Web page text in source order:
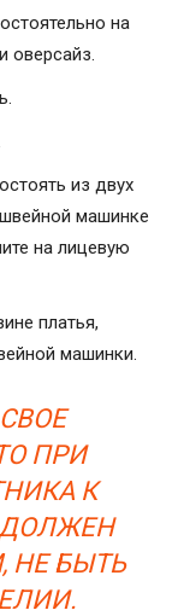
на
оверсайз.
из двух
машинке
на лицевую
платья,
машинки.
ПРИ
К
НЕ БЫТЬ